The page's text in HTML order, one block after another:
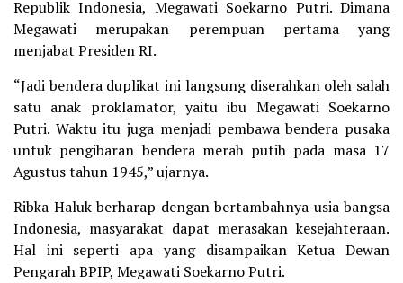
Republik Indonesia, Megawati Soekarno Putri. Dimana
Megawati merupakan perempuan pertama yang
menjabat Presiden RI.
“Jadi bendera duplikat ini langsung diserahkan oleh salah
satu anak proklamator, yaitu ibu Megawati Soekarno
Putri. Waktu itu juga menjadi pembawa bendera pusaka
untuk pengibaran bendera merah putih pada masa 17
Agustus tahun 1945,” ujarnya.
Ribka Haluk berharap dengan bertambahnya usia bangsa
Indonesia, masyarakat dapat merasakan kesejahteraan.
Hal ini seperti apa yang disampaikan Ketua Dewan
Pengarah BPIP, Megawati Soekarno Putri.